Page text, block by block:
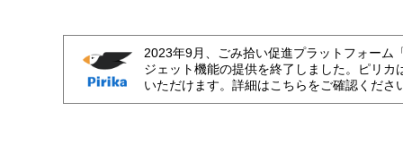
2023年9月、ごみ拾い促進プラットフォーム
ジェット機能の提供を終了しました。ピリカ
いただけます。詳細はこちらをご確認くださ